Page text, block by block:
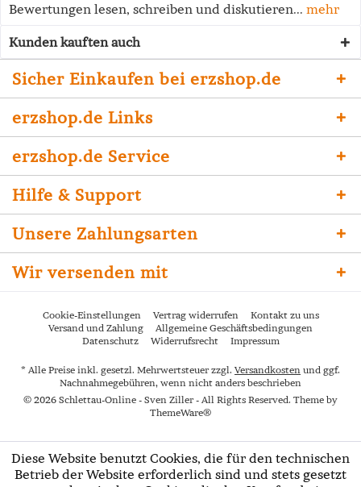
Bewertungen lesen, schreiben und diskutieren... mehr
Kunden kauften auch
Sicher Einkaufen bei erzshop.de
erzshop.de Links
erzshop.de Service
Hilfe & Support
Unsere Zahlungsarten
Wir versenden mit
Cookie-Einstellungen Vertrag widerrufen
Kontakt zu uns
Versand und Zahlung
Allgemeine Geschäftsbedingungen
Datenschutz
Widerrufsrecht Impressum
* Alle Preise inkl. gesetzl. Mehrwertsteuer zzgl. Versandkosten und ggf.
Nachnahmegebühren, wenn nicht anders beschrieben
© 2026 Schlettau-Online - Sven Ziller - All Rights Reserved. Theme by
ThemeWare®
Diese Website benutzt Cookies, die für den technischen
Betrieb der Website erforderlich sind und stets gesetzt